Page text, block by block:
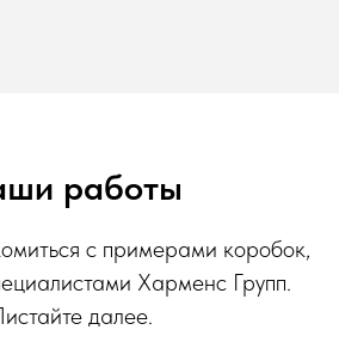
работы
с примерами коробок,
Харменс Групп.
далее.